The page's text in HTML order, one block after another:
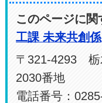
このページに
工課 未来共創係
〒321-4293 栃
2030番地
電話番号：